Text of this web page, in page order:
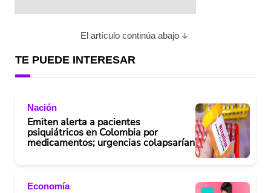
El artículo continúa abajo
TE PUEDE INTERESAR
Nación
Emiten alerta a pacientes
psiquiátricos en Colombia por
medicamentos; urgencias colapsarían
Economía